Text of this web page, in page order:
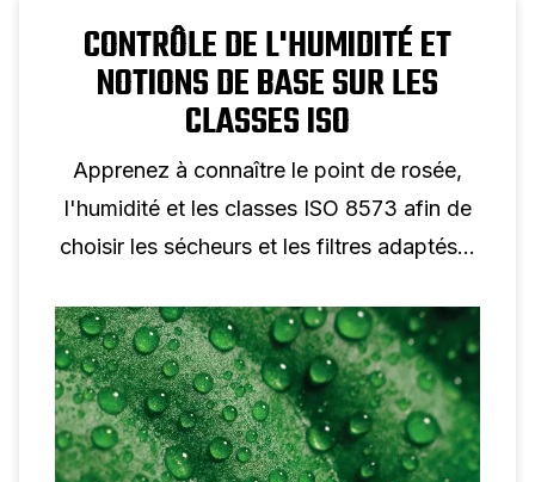
CONTRÔLE DE L'HUMIDITÉ ET
NOTIONS DE BASE SUR LES
CLASSES ISO
Apprenez à connaître le point de rosée,
l'humidité et les classes ISO 8573 afin de
choisir les sécheurs et les filtres adaptés à